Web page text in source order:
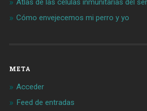
Atlas de las células inmunitarias del
Cómo envejecemos mi perro y yo
META
Acceder
Feed de entradas